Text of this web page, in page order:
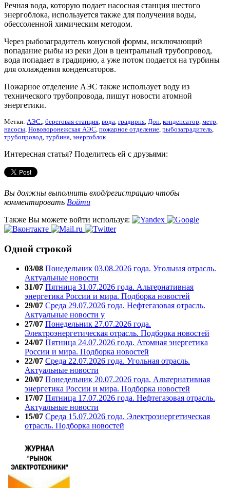
Речная вода, которую подает насосная станция шестого
энергоблока, используется также для получения воды,
обессоленной химическим методом.
Через рыбозаградитель конусной формы, исключающий
попадание рыбы из реки Дон в центральный трубопровод,
вода попадает в градирню, а уже потом подается на турбины
для охлаждения конденсаторов.
Пожарное отделение АЭС также использует воду из
технического трубопровода, пишут новости атомной
энергетики.
Метки: АЭС., береговая станция, вода, градирня, Дон, конденсатор, метр,
насосы, Нововоронежская АЭС, пожарное отделение, рыбозаградитель,
трубопровод, турбина, энергоблок
Интересная статья? Поделитесь ей с друзьями:
Вы должны выполнить вход/регистрацию чтобы
комментировать Войти
Также Вы можете войти используя:
Одной строкой
03/08 Понедельник 03.08.2026 года. Угольная отрасль.
Актуальные новости
31/07 Пятница 31.07.2026 года. Альтернативная
энергетика России и мира. Подборка новостей
29/07 Среда 29.07.2026 года. Нефтегазовая отрасль.
Актуальные новости у
27/07 Понедельник 27.07.2026 года.
Электроэнергетическая отрасль. Подборка новостей
24/07 Пятница 24.07.2026 года. Атомная энергетика
России и мира. Подборка новостей
22/07 Среда 22.07.2026 года. Угольная отрасль.
Актуальные новости
20/07 Понедельник 20.07.2026 года. Альтернативная
энергетика России и мира. Подборка новостей
17/07 Пятница 17.07.2026 года. Нефтегазовая отрасль.
Актуальные новости
15/07 Среда 15.07.2026 года. Электроэнергетическая
отрасль. Подборка новостей